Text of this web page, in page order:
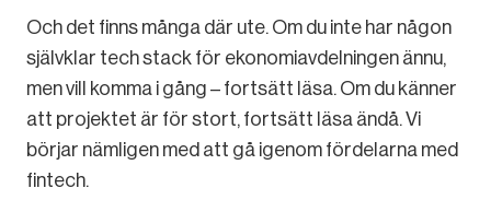
Och det finns många där ute. Om du inte har någon
självklar tech stack för ekonomiavdelningen ännu,
men vill komma i gång – fortsätt läsa. Om du känner
att projektet är för stort, fortsätt läsa ändå. Vi
börjar nämligen med att gå igenom fördelarna med
fintech.